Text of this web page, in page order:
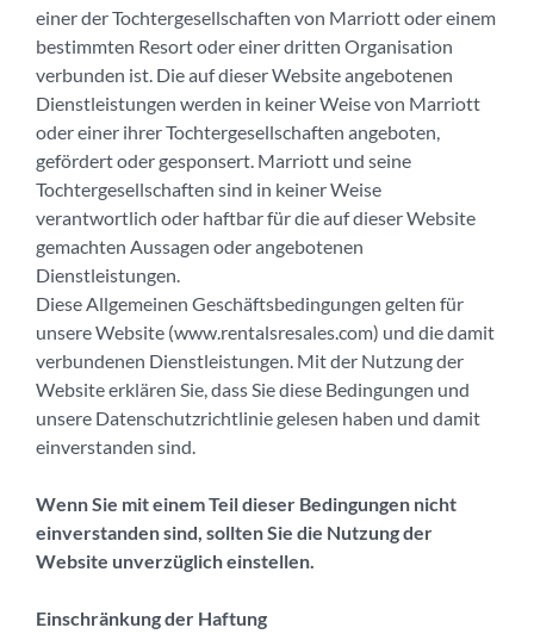
einer der Tochtergesellschaften von Marriott oder einem
bestimmten Resort oder einer dritten Organisation
verbunden ist. Die auf dieser Website angebotenen
Dienstleistungen werden in keiner Weise von Marriott
oder einer ihrer Tochtergesellschaften angeboten,
gefördert oder gesponsert. Marriott und seine
Tochtergesellschaften sind in keiner Weise
verantwortlich oder haftbar für die auf dieser Website
gemachten Aussagen oder angebotenen
Dienstleistungen.
Diese Allgemeinen Geschäftsbedingungen gelten für
unsere Website (www.rentalsresales.com) und die damit
verbundenen Dienstleistungen. Mit der Nutzung der
Website erklären Sie, dass Sie diese Bedingungen und
unsere Datenschutzrichtlinie gelesen haben und damit
einverstanden sind.
Wenn Sie mit einem Teil dieser Bedingungen nicht
einverstanden sind, sollten Sie die Nutzung der
Website unverzüglich einstellen.
Einschränkung der Haftung